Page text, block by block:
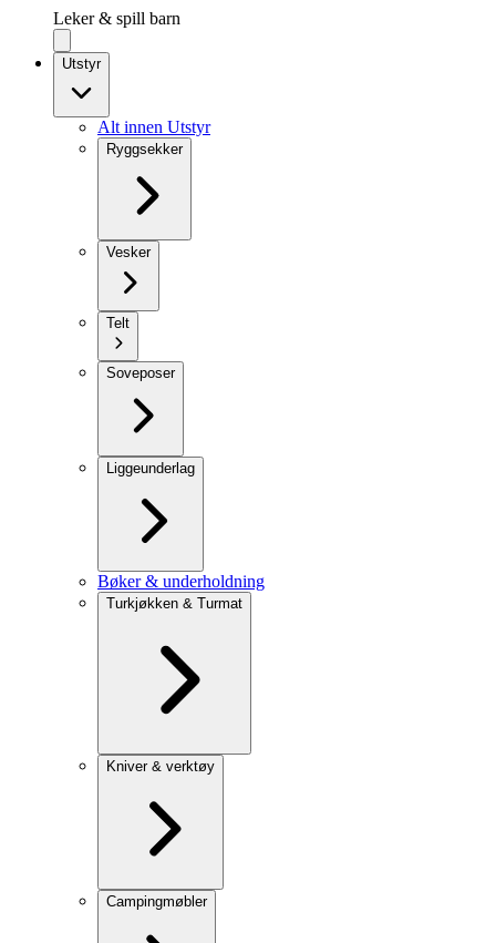
Leker & spill barn
Utstyr
Alt innen Utstyr
Ryggsekker
Vesker
Telt
Soveposer
Liggeunderlag
Bøker & underholdning
Turkjøkken & Turmat
Kniver & verktøy
Campingmøbler